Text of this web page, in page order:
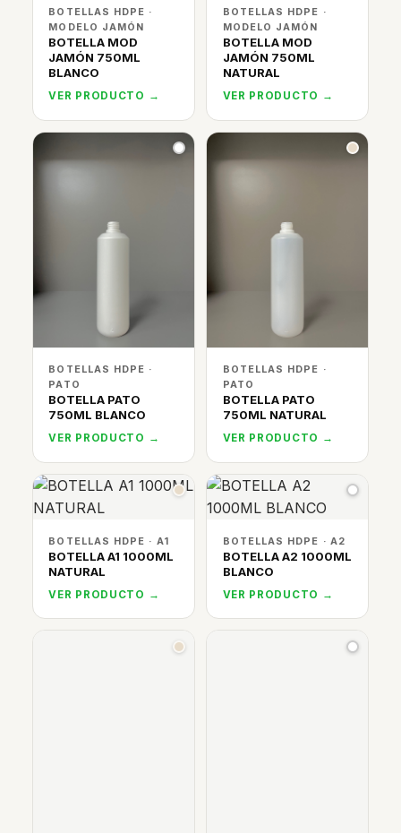
BOTELLAS HDPE ·
MODELO JAMÓN
BOTELLA MOD
JAMÓN 750ML
BLANCO
VER PRODUCTO →
BOTELLAS HDPE ·
MODELO JAMÓN
BOTELLA MOD
JAMÓN 750ML
NATURAL
VER PRODUCTO →
BOTELLAS HDPE ·
PATO
BOTELLA PATO
750ML BLANCO
VER PRODUCTO →
BOTELLAS HDPE ·
PATO
BOTELLA PATO
750ML NATURAL
VER PRODUCTO →
BOTELLAS HDPE · A1
BOTELLA A1 1000ML
NATURAL
VER PRODUCTO →
BOTELLAS HDPE · A2
BOTELLA A2 1000ML
BLANCO
VER PRODUCTO →